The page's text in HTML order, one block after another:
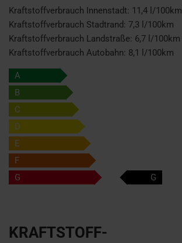
Kraftstoffverbrauch Innenstadt: 11,4 l/100km
Kraftstoffverbrauch Stadtrand: 7,3 l/100km
Kraftstoffverbrauch Landstraße: 6,7 l/100km
Kraftstoffverbrauch Autobahn: 8,1 l/100km
A
B
C
D
E
F
G
G
KRAFTSTOFF-